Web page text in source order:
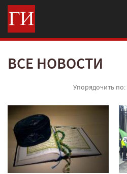
ВСЕ НОВОСТИ
Упорядочить по: